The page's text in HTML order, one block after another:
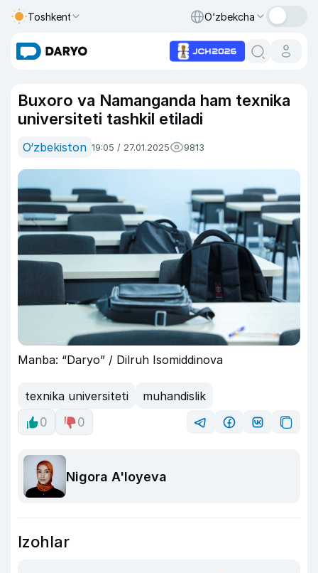
Toshkent O‘zbekcha
Buxoro va Namanganda ham texnika
universiteti tashkil etiladi
O‘zbekiston 19:05 / 27.01.2025 9813
Manba: “Daryo” / Dilruh Isomiddinova
texnika universiteti
muhandislik
0
0
Nigora A'loyeva
Izohlar